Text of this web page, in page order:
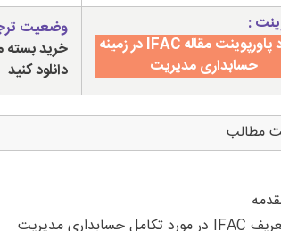
:
دانلود پاورپوینت مقاله IFAC در زمینه
حسابداری مدیریت
وضعیت
خرید بسته
دانلود کنید
مطالب